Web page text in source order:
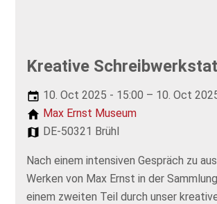
Kreative
10. Oct 2025 - 15:00 – 10. Oct
Max Ernst Museum
DE-50321 Brühl
Nach einem intensiven Gespräch zu
Werken von Max Ernst in der
einem zweiten Teil durch unser